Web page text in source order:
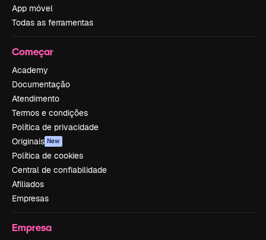
App móvel
Todas as ferramentas
Começar
Academy
Documentação
Atendimento
Termos e condições
Política de privacidade
Originais New
Política de cookies
Central de confiabilidade
Afiliados
Empresas
Empresa